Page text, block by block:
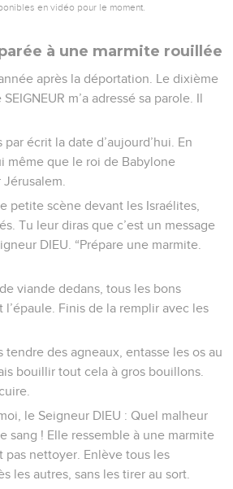
en vidéo pour le moment.
à une marmite rouillée
après la déportation. Le dixième
m’a adressé sa parole. Il
par écrit la date d’aujourd’hui. En
même que le roi de Babylone
petite scène devant les Israélites,
Tu leur diras que c’est un message
DIEU. “Prépare une marmite.
viande dedans, tous les bons
l’épaule. Finis de la remplir avec les
tendre des agneaux, entasse les os au
bouillir tout cela à gros bouillons.
le Seigneur DIEU : Quel malheur
sang ! Elle ressemble à une marmite
pas nettoyer. Enlève tous les
les autres, sans les tirer au sort.